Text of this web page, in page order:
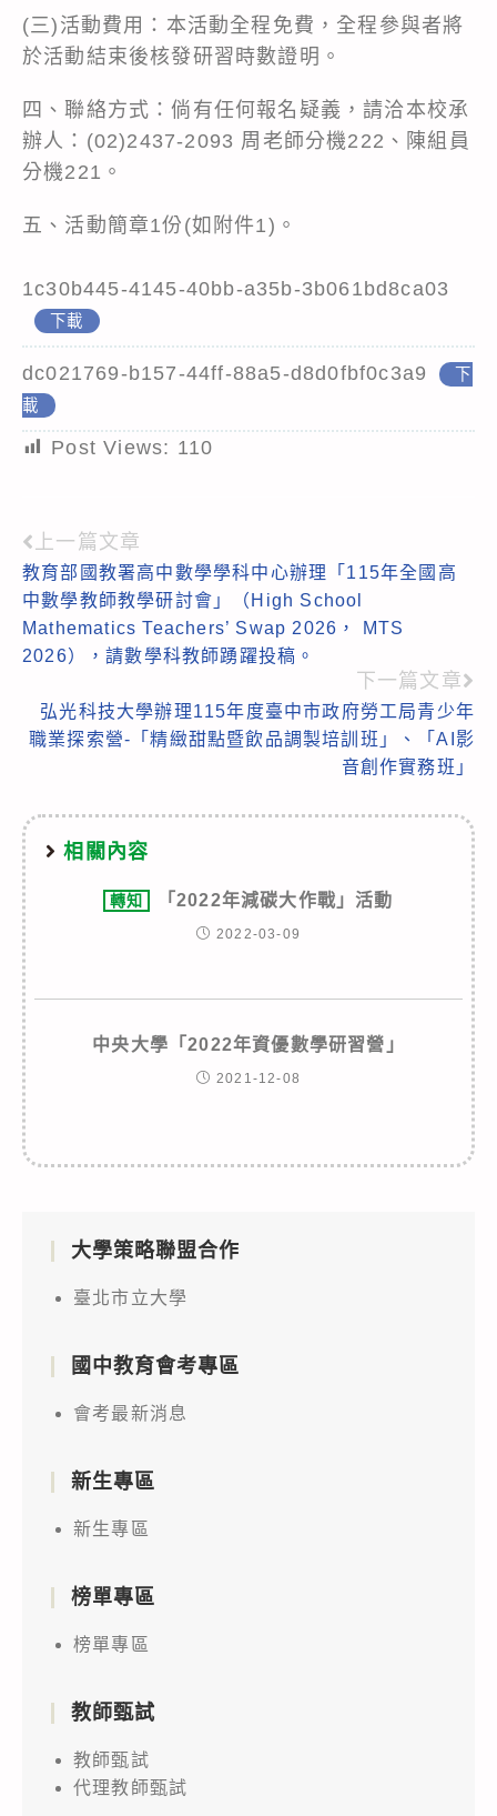
(三)活動費用：本活動全程免費，全程參與者將
於活動結束後核發研習時數證明。
四、聯絡方式：倘有任何報名疑義，請洽本校承
辦人：(02)2437-2093 周老師分機222、陳組員
分機221。
五、活動簡章1份(如附件1)。
1c30b445-4145-40bb-a35b-3b061bd8ca03
下載
dc021769-b157-44ff-88a5-d8d0fbf0c3a9
下
載
Post Views: 110
Read
more
articles
上一篇文章
教育部國教署高中數學學科中心辦理「115年全國高
中數學教師教學研討會」（High School
Mathematics Teachers’ Swap 2026， MTS
2026），請數學科教師踴躍投稿。
下一篇文章
弘光科技大學辦理115年度臺中市政府勞工局青少年
職業探索營-「精緻甜點暨飲品調製培訓班」、「AI影
音創作實務班」
相關內容
轉知 「2022年減碳大作戰」活動
2022-03-09
中央大學「2022年資優數學研習營」
2021-12-08
大學策略聯盟合作
臺北市立大學
國中教育會考專區
會考最新消息
新生專區
新生專區
榜單專區
榜單專區
教師甄試
教師甄試
代理教師甄試